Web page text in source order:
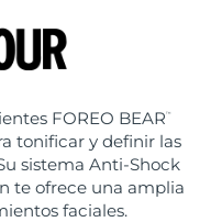
FOREO BEAR™
tonificar y definir las
sistema Anti-Shock
te ofrece una amplia
faciales.